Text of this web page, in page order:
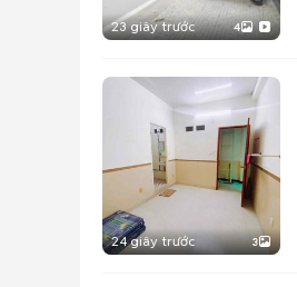
23 giây trước 4
24 giây trước 3